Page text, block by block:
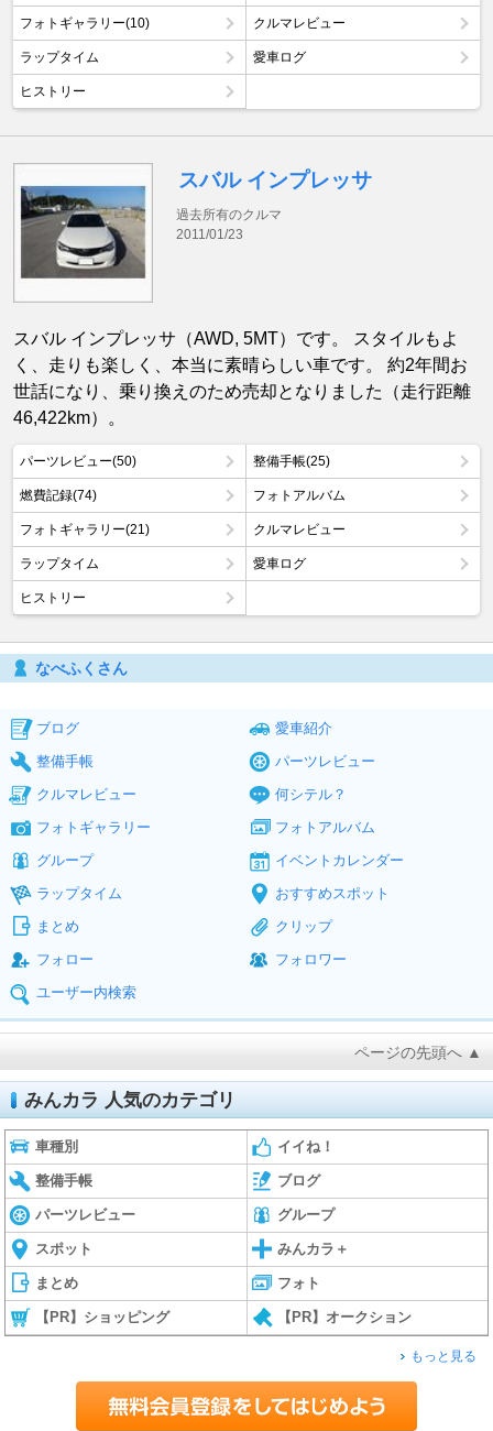
フォトギャラリー(10) クルマレビュー
ラップタイム 愛車ログ
ヒストリー
スバル インプレッサ
過去所有のクルマ
2011/01/23
スバル インプレッサ（AWD, 5MT）です。 スタイルもよ
く、走りも楽しく、本当に素晴らしい車です。 約2年間お
世話になり、乗り換えのため売却となりました（走行距離
46,422km）。
パーツレビュー(50) 整備手帳(25)
燃費記録(74) フォトアルバム
フォトギャラリー(21) クルマレビュー
ラップタイム 愛車ログ
ヒストリー
なべふくさん
ブログ
愛車紹介
整備手帳
パーツレビュー
クルマレビュー
何シテル？
フォトギャラリー
フォトアルバム
グループ
イベントカレンダー
ラップタイム
おすすめスポット
まとめ
クリップ
フォロー
フォロワー
ユーザー内検索
ページの先頭へ ▲
みんカラ 人気のカテゴリ
車種別 イイね！
整備手帳 ブログ
パーツレビュー グループ
スポット みんカラ＋
まとめ フォト
【PR】ショッピング 【PR】オークション
もっと見る